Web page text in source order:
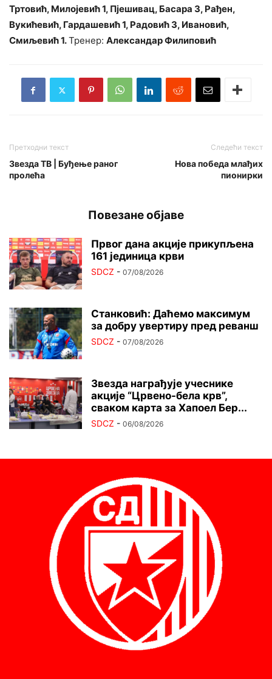
Тртовић, Милојевић 1, Пјешивац, Басара 3, Рађен,
Вукићевић, Гардашевић 1, Радовић 3, Ивановић,
Смиљевић 1.Тренер: Александар Филиповић
Претходни текст
Звезда ТВ | Буђење раног
пролећа
Следећи текст
Нова победа млађих
пионирки
Повезане објаве
Првог дана акције прикупљена
161 јединица крви
SDCZ - 07/08/2026
Станковић: Даћемо максимум
за добру увертиру пред реванш
SDCZ - 07/08/2026
Звезда награђује учеснике
акције “Црвено-бела крв”,
сваком карта за Хапоел Бер...
SDCZ - 06/08/2026